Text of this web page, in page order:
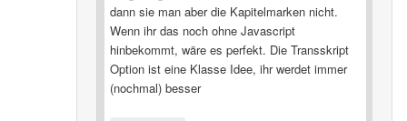
dann sie man aber die Kapitelmarken nicht.
Wenn ihr das noch ohne Javascript
hinbekommt, wäre es perfekt. Die Transskript
Option ist eine Klasse Idee, ihr werdet immer
(nochmal) besser